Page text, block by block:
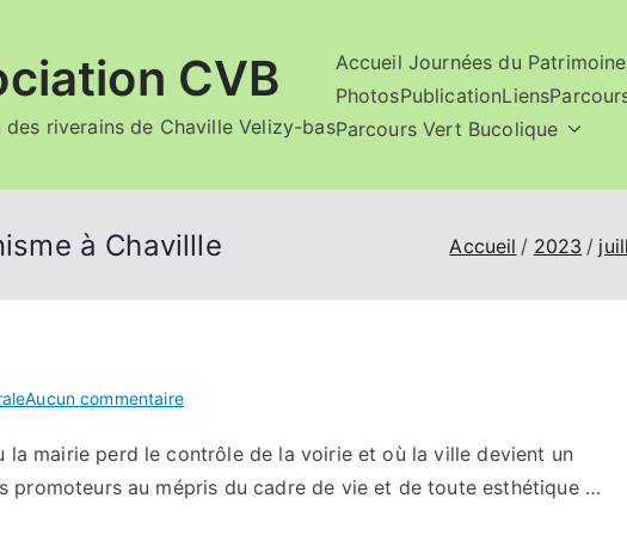
CVB
des riverains de Chaville Velizy-bas
Accueil Journées du Patrimoine
PhotosPublicationLiens
Parcours Vert Bucolique
à Chavillle Accueil 2023
Aucun commentairesur
trottoir
sur
la mairie perd le contrôle de la voirie et où la ville devient un
promoteurs au mépris du cadre de vie et de toute esthétique …